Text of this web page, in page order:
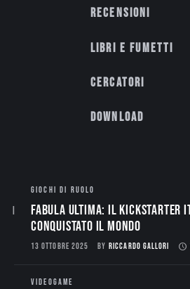
Recensioni
Libri e fumetti
Cercatori
Download
GIOCHI DI RUOLO
Fabula Ultima: il Kickstarter
conquistato il mondo
13 OTTOBRE 2025 BY RICCARDO GALLORI
VIDEOGAME